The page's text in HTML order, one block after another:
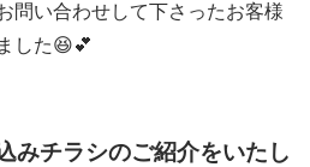
問い合わせして下さったお客様
した😆💕
みチラシのご紹介をいたし